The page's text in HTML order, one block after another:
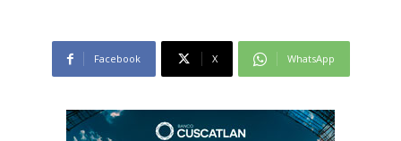
Facebook X WhatsApp